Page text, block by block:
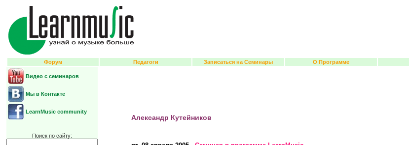
Форум Педагоги Записаться на Семинары О Программе
Видео с семинаров
Мы в Контакте
LearnMusic community
Поиск по сайту:
Александр Кутейников